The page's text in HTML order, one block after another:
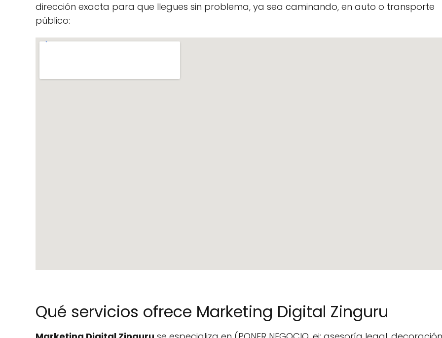
dirección exacta para que llegues sin problema, ya sea caminando, en auto o transporte
público:
Qué servicios ofrece Marketing Digital Zinguru